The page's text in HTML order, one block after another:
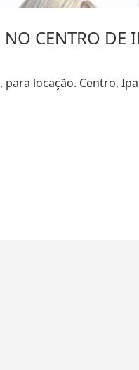
CENTRO DE
para locação. Centro,